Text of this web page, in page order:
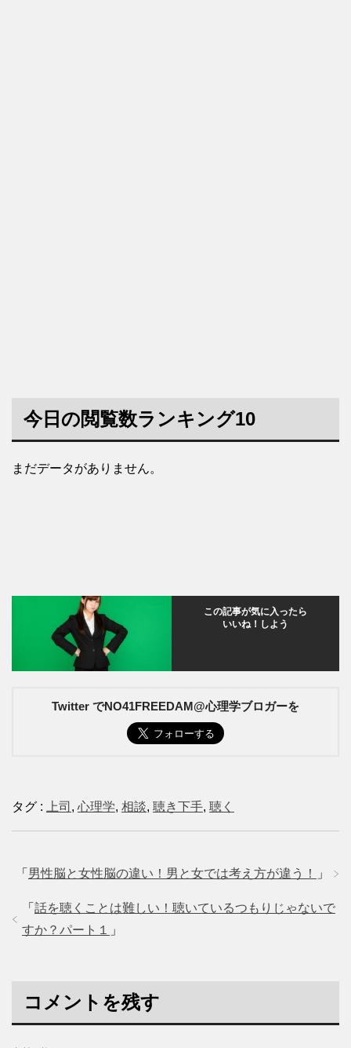
今日の閲覧数ランキング10
まだデータがありません。
この記事が気に入ったら
いいね！しよう
Twitter でNO41FREEDAM@心理学ブロガーを
タグ : 上司 , 心理学, 相談, 聴き下手, 聴く
「 男性脳と女性脳の違い！男と女では考え方が違う！ 」
「 話を聴くことは難しい！聴いているつもりじゃないで
すか？パート１
」
コメントを残す